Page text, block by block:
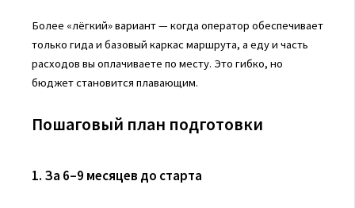
Более «лёгкий» вариант — когда оператор обеспечивает
только гида и базовый каркас маршрута, а еду и часть
расходов вы оплачиваете по месту. Это гибко, но
бюджет становится плавающим.
Пошаговый план подготовки
1. За 6–9 месяцев до старта